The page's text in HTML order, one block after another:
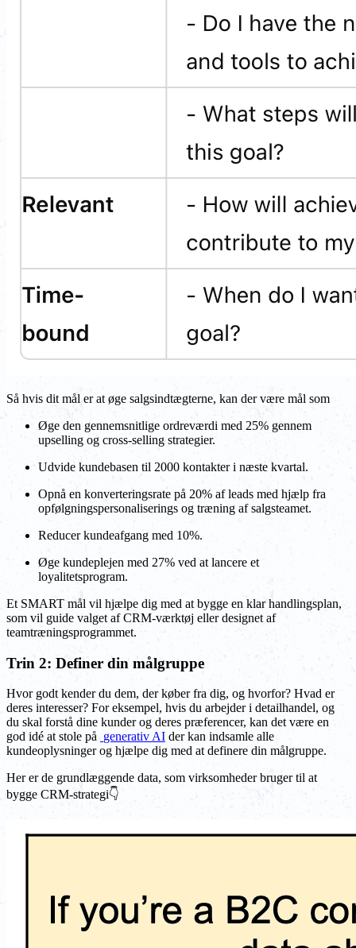
Så hvis dit mål er at øge salgsindtægterne, kan der være mål som
Øge den gennemsnitlige ordreværdi med 25% gennem
upselling og cross-selling strategier.
Udvide kundebasen til 2000 kontakter i næste kvartal.
Opnå en konverteringsrate på 20% af leads med hjælp fra
opfølgningspersonaliserings og træning af salgsteamet.
Reducer kundeafgang med 10%.
Øge kundeplejen med 27% ved at lancere et
loyalitetsprogram.
Et SMART mål vil hjælpe dig med at bygge en klar handlingsplan,
som vil guide valget af CRM-værktøj eller designet af
teamtræningsprogrammet.
Trin 2: Definer din målgruppe
Hvor godt kender du dem, der køber fra dig, og hvorfor? Hvad er
deres interesser? For eksempel, hvis du arbejder i detailhandel, og
du skal forstå dine kunder og deres præferencer, kan det være en
god idé at stole på generativ AI der kan indsamle alle
kundeoplysninger og hjælpe dig med at definere din målgruppe.
Her er de grundlæggende data, som virksomheder bruger til at
bygge CRM-strategi👇